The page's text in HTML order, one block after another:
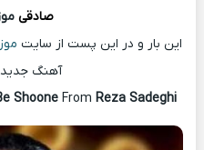
صادقی
این بار و در این پست از سایت
آهنگ
Shoone From Reza Sadeghi